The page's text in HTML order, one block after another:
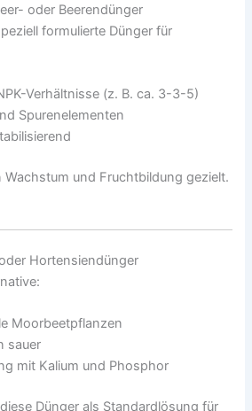
oder Beerendünger
formulierte Dünger für
Verhältnisse (z. B. ca. 3-3-5)
Spurenelementen
Wachstum und Fruchtbildung gezielt.
Hortensiendünger
Moorbeetpflanzen
sauer
mit Kalium und Phosphor
Dünger als Standardlösung für